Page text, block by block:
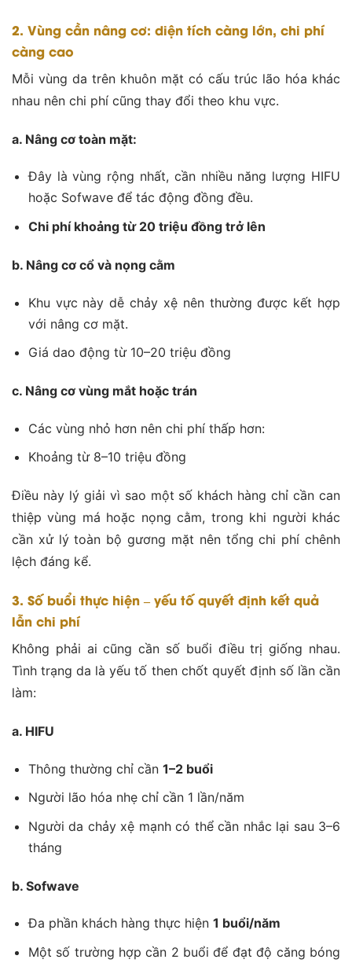
2. Vùng cần nâng cơ: diện tích càng lớn, chi phí
càng cao
Mỗi vùng da trên khuôn mặt có cấu trúc lão hóa khác
nhau nên chi phí cũng thay đổi theo khu vực.
a. Nâng cơ toàn mặt:
Đây là vùng rộng nhất, cần nhiều năng lượng HIFU
hoặc Sofwave để tác động đồng đều.
Chi phí khoảng từ 20 triệu đồng trở lên
b. Nâng cơ cổ và nọng cằm
Khu vực này dễ chảy xệ nên thường được kết hợp
với nâng cơ mặt.
Giá dao động từ 10–20 triệu đồng
c. Nâng cơ vùng mắt hoặc trán
Các vùng nhỏ hơn nên chi phí thấp hơn:
Khoảng từ 8–10 triệu đồng
Điều này lý giải vì sao một số khách hàng chỉ cần can
thiệp vùng má hoặc nọng cằm, trong khi người khác
cần xử lý toàn bộ gương mặt nên tổng chi phí chênh
lệch đáng kể.
3. Số buổi thực hiện – yếu tố quyết định kết quả
lẫn chi phí
Không phải ai cũng cần số buổi điều trị giống nhau.
Tình trạng da là yếu tố then chốt quyết định số lần cần
làm:
a. HIFU
Thông thường chỉ cần 1–2 buổi
Người lão hóa nhẹ chỉ cần 1 lần/năm
Người da chảy xệ mạnh có thể cần nhắc lại sau 3–6
tháng
b. Sofwave
Đa phần khách hàng thực hiện 1 buổi/năm
Một số trường hợp cần 2 buổi để đạt độ căng bóng